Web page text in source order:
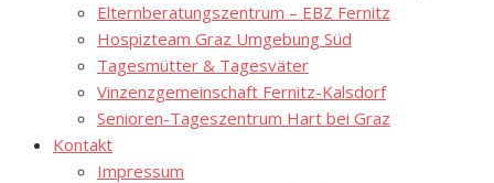
Elternberatungszentrum – EBZ Fernitz
Hospizteam Graz Umgebung Süd
Tagesmütter & Tagesväter
Vinzenzgemeinschaft Fernitz-Kalsdorf
Senioren-Tageszentrum Hart bei Graz
Kontakt
Impressum